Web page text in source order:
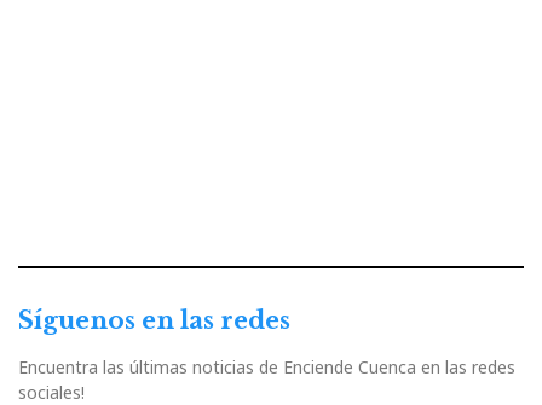
Síguenos en las redes
Encuentra las últimas noticias de Enciende Cuenca en las redes
sociales!